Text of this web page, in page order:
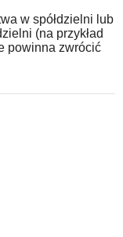
w spółdzielni lub
(na przykład
powinna zwrócić